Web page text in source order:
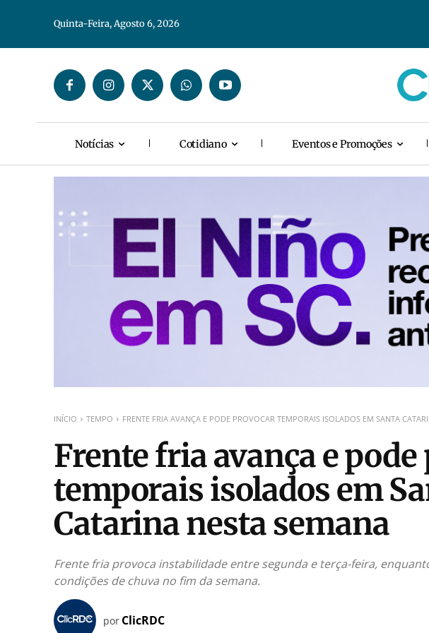
Quinta-Feira, Agosto 6, 2026
Notícias Cotidiano Eventos e Promoções
INÍCIO TEMPO FRENTE FRIA AVANÇA E PODE PROVOCAR TEMPORAIS ISOLADOS EM SANTA
Frente fria avança e
temporais isolados em
Catarina nesta semana
Frente fria provoca instabilidade entre segunda e terça-feira,
condições de chuva no fim da semana.
por ClicRDC